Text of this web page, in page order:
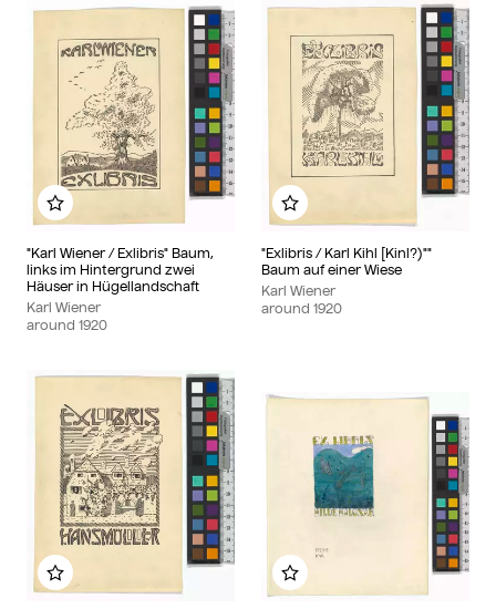
"Karl Wiener / Exlibris" Baum,
links im Hintergrund zwei
Häuser in Hügellandschaft
Karl Wiener
around 1920
Add to my album
"Exlibris / Karl Kihl [Kinl?)""
Baum auf einer Wiese
Karl Wiener
around 1920
Add to my album
Add to my album Add to my album